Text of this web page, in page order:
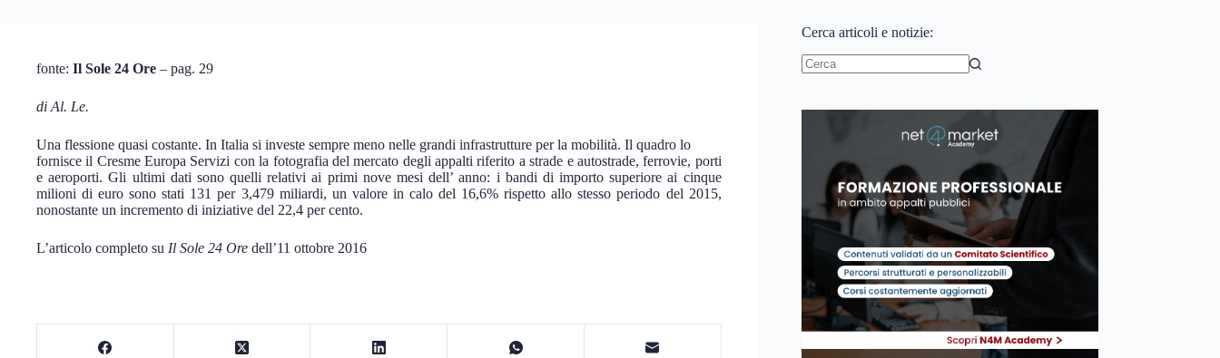
fonte: Il Sole 24 Ore – pag. 29
di Al. Le.
Una flessione quasi costante. In Italia si investe sempre meno nelle grandi infrastrutture per la mobilità. Il quadro lo
fornisce il Cresme Europa Servizi con la fotografia del mercato degli appalti riferito a strade e autostrade, ferrovie, porti
e aeroporti. Gli ultimi dati sono quelli relativi ai primi nove mesi dell’ anno: i bandi di importo superiore ai cinque
milioni di euro sono stati 131 per 3,479 miliardi, un valore in calo del 16,6% rispetto allo stesso periodo del 2015,
nonostante un incremento di iniziative del 22,4 per cento.
L’articolo completo su Il Sole 24 Ore dell’11 ottobre 2016
Cerca articoli e notizie: